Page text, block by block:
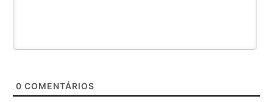
0 COMENTÁRIOS